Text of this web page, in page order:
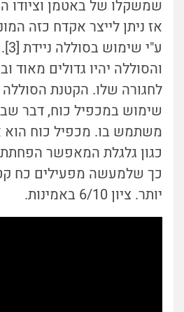
אז ניתן לייצר אקדח כזה
והסוללה יהיו גדולים מאוד
לחגורה שלו. הקטנת
שימוש במכפיל כוח, דבר
משתמש בו. מכפיל כוח הוא
כגון גלגלת המאפשר
כך שלמעשה מפעילים כח
יותר. ציון 6/10 באמינות.